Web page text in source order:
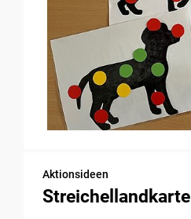
Aktionsideen
Streichellandkarte